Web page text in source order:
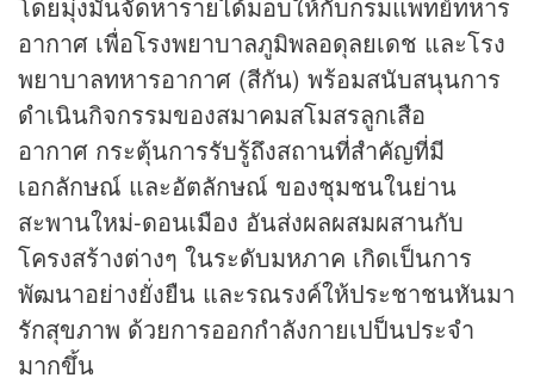
อากาศ เพื่อโรงพยาบาลภูมิพลอดุลยเดช และโรง
พยาบาลทหารอากาศ (สีกัน) พร้อมสนับสนุนการ
ดำเนินกิจกรรมของสมาคมสโมสรลูกเสือ
อากาศ กระตุ้นการรับรู้ถึงสถานที่สำคัญที่มี
เอกลักษณ์ และอัตลักษณ์ ของชุมชนในย่าน
สะพานใหม่-ดอนเมือง อันส่งผลผสมผสานกับ
โครงสร้างต่างๆ ในระดับมหภาค เกิดเป็นการ
พัฒนาอย่างยั่งยืน และรณรงค์ให้ประชาชนหันมา
รักสุขภาพ ด้วยการออกกำลังกายเปป็นประจำ
มากขึ้น